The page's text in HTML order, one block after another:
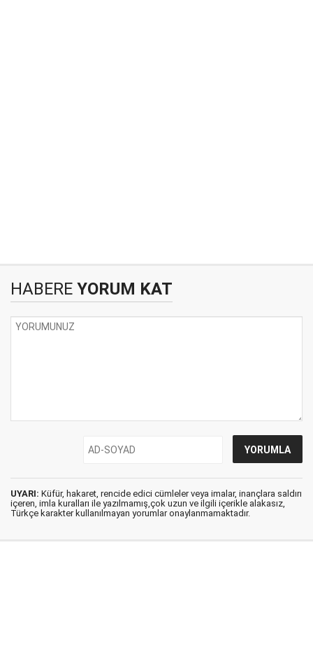
HABERE YORUM KAT
UYARI: Küfür, hakaret, rencide edici cümleler veya imalar, inançlara saldırı
içeren, imla kuralları ile yazılmamış,çok uzun ve ilgili içerikle alakasız,
Türkçe karakter kullanılmayan yorumlar onaylanmamaktadır.